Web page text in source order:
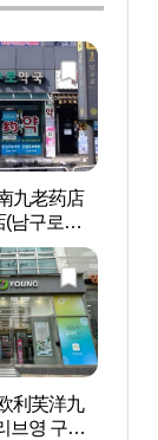
九老药店
남구로약
국)
利芙洋九
브영 구로